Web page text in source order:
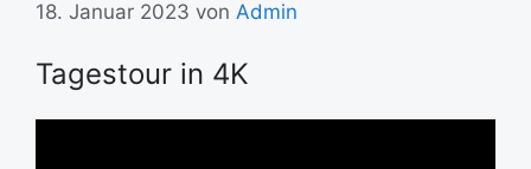
18. Januar 2023 von Admin
Tagestour in 4K